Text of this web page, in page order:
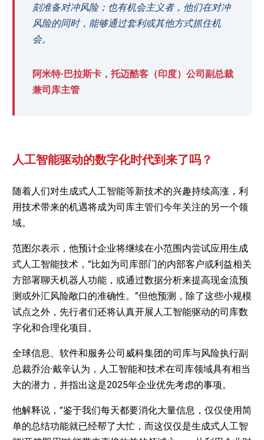
刻准备对冲风险；也有机会主义者，他们在对冲
风险的同时，能够通过套利或其他方式抓住机
会。
阿米特·巴拉斯卡，托迈酷客（印度）公司副总裁
兼司库主管
人工智能驱动的数字化时代到来了吗？
随着人们对生成式人工智能等新技术的兴趣持续高涨，利
用技术带来的机遇将成为司库主管们今年关注的另一个领
域。
范图尔表示，他预计企业将继续在小范围内尝试应用生成
式人工智能技术，“比如为司库部门的内部客户或利益相关
方部署聊天机器人功能，或通过数据分析来提高现金流预
测或外汇风险敞口的准确性。”但他预测，除了这些小规模
试点之外，先行者们还将认真开展人工智能驱动的司库数
字化和合理化项目。
全球信息、软件和服务公司威科集团的司库与风险执行副
总裁乔治·戴辛认为，人工智能和技术在司库领域具有相当
大的潜力，并指出这是2025年企业优先考虑的事项。
他解释说，“鉴于我们每天都要消化大量信息，仅仅使用简
单的总结功能就已经帮了大忙，而这仅仅是生成式人工智